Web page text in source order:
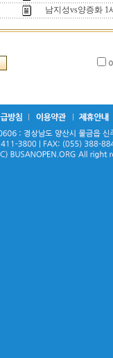
남지성vs양증화 1